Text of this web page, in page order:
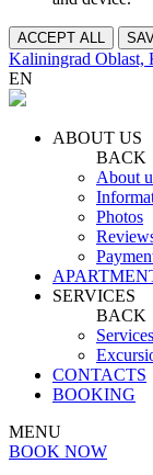
ACCEPT ALL
Kaliningrad Oblast,
EN
ABOUT US
BACK
About
Photos
SERVICES
BACK
Services
CONTACTS
BOOKING
MENU
BOOK NOW